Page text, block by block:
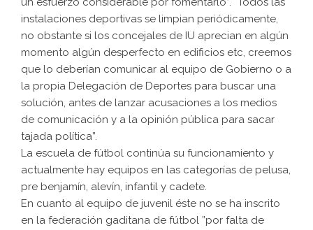
instalaciones deportivas se limpian periódicamente,
no obstante si los concejales de IU aprecian en algún
momento algún desperfecto en edificios etc, creemos
que lo deberían comunicar al equipo de Gobierno o a
la propia Delegación de Deportes para buscar una
solución, antes de lanzar acusaciones a los medios
de comunicación y a la opinión pública para sacar
tajada política”.
La escuela de fútbol continúa su funcionamiento y
actualmente hay equipos en las categorías de pelusa,
pre benjamín, alevín, infantil y cadete.
En cuanto al equipo de juvenil éste no se ha inscrito
en la federación gaditana de fútbol ”por falta de